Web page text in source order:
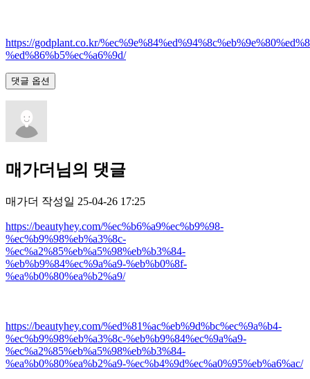
https://godplant.co.kr/
%ed%86%b5%ec%a6%9d/
댓글 옵션
매가더님의 댓글
매가더 작성일 25-04-26 17:25
https://beautyhey.com/%ec%b6%a9%ec%b9%98-
%ec%b9%98%eb%a3%8c-
%ec%a2%85%eb%a5%98%eb%b3%84-
%eb%b9%84%ec%9a%a9-%eb%b0%8f-
%ea%b0%80%ea%b2%a9/
https://beautyhey.com/%ed%81%ac%eb%9d%bc%ec%9a%b4-
%ec%b9%98%eb%a3%8c-%eb%b9%84%ec%9a%a9-
%ec%a2%85%eb%a5%98%eb%b3%84-
%ea%b0%80%ea%b2%a9-%ec%b4%9d%ec%a0%95%eb%a6%ac/